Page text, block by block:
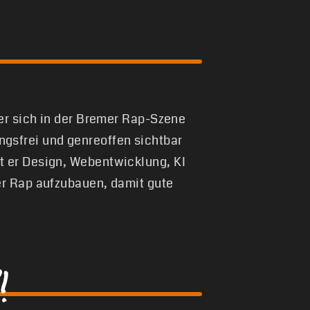
sich in der Bremer Rap-Szene
und genreoffen sichtbar
Design, Webentwicklung, KI
Rap aufzubauen, damit gute